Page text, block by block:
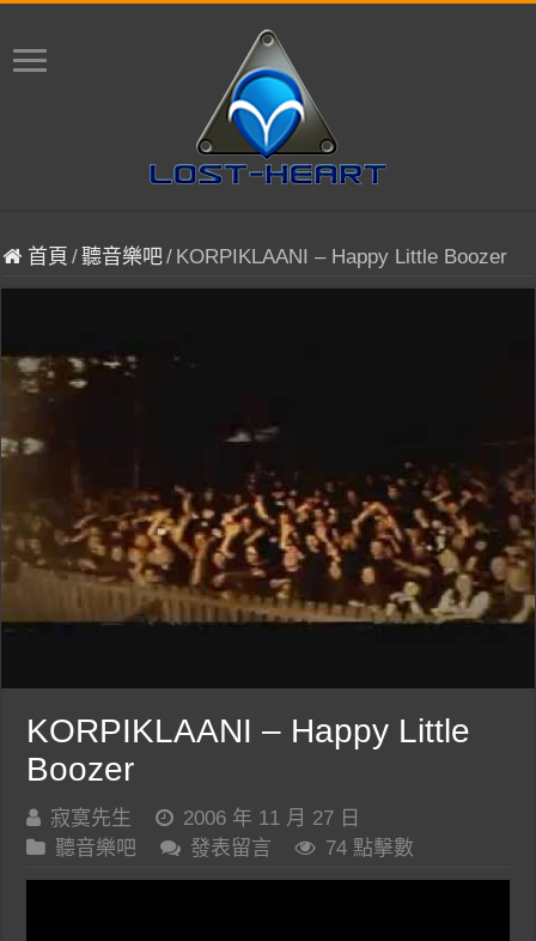
首頁 /聽音樂吧/ KORPIKLAANI – Happy Little Boozer
KORPIKLAANI – Happy Little
Boozer
寂寞先生
2006 年 11 月 27 日
聽音樂吧
發表留言 74 點擊數